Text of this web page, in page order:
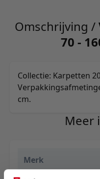
Omschrijving /
70 -
Collectie: Karpetten
cm.
Meer
Merk
Eurogros